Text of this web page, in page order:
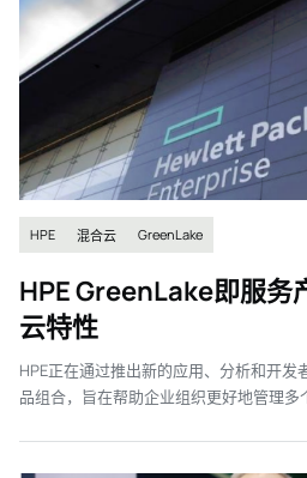
HPE 混合云 GreenLake
HPE GreenLake即服务
云特性
HPE正在通过推出新的应用、分析和开
品组合，旨在帮助企业组织更好地管理多